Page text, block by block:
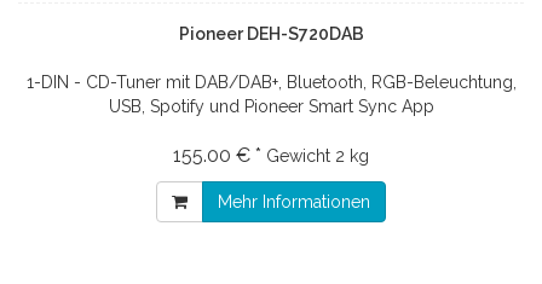
Pioneer DEH-S720DAB
1-DIN - CD-Tuner mit DAB/DAB+, Bluetooth, RGB-Beleuchtung,
USB, Spotify und Pioneer Smart Sync App
155.00 € * Gewicht 2 kg
Mehr Informationen